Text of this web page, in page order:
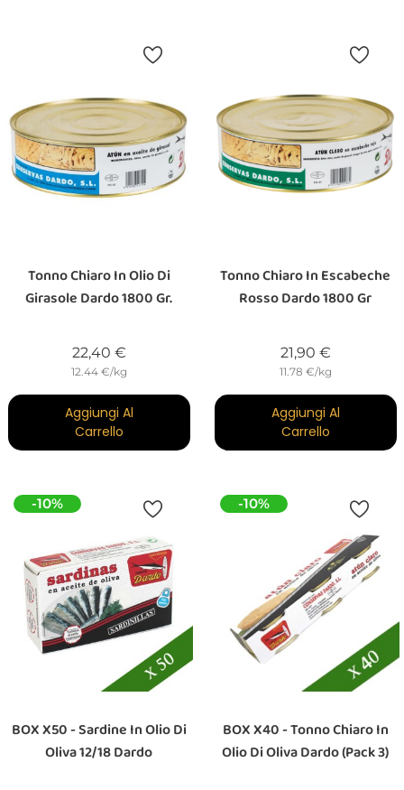
Tonno Chiaro In Olio Di
Girasole Dardo 1800 Gr.
22,40 €Prezzo
12.44 €/kg
Aggiungi Al
Carrello
Tonno Chiaro In Escabeche
Rosso Dardo 1800 Gr
21,90 €Prezzo
11.78 €/kg
Aggiungi Al
Carrello
-10%
BOX X50 - Sardine In Olio Di
Oliva 12/18 Dardo
-10%
BOX X40 - Tonno Chiaro In
Olio Di Oliva Dardo (Pack 3)